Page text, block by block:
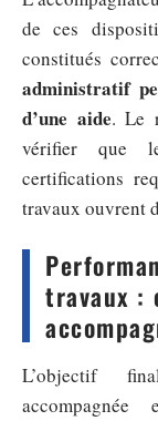
de ces
constitués
administratif
d’une aide. Le
vérifier que
certifications
travaux ouvrent
travaux :
L’objectif